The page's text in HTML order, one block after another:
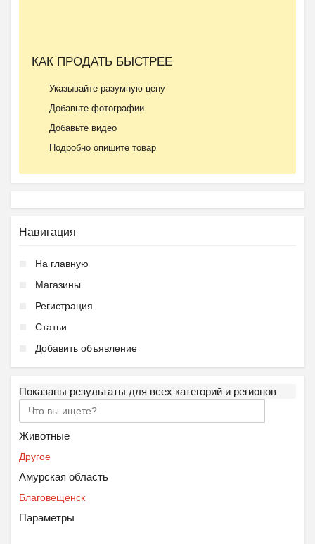
КАК ПРОДАТЬ БЫСТРЕЕ
Указывайте разумную цену
Добавьте фотографии
Добавьте видео
Подробно опишите товар
Навигация
На главную
Магазины
Регистрация
Статьи
Добавить объявление
Показаны результаты для всех категорий и регионов
Животные
Другое
Амурская область
Благовещенск
Параметры